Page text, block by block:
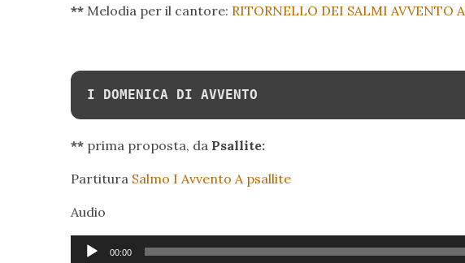
** Melodia per il cantore: RITORNELLO DEI SALMI AVVENTO A
I DOMENICA DI AVVENTO
** prima proposta, da Psallite:
Partitura Salmo I Avvento A psallite
Audio
Audio
00:00